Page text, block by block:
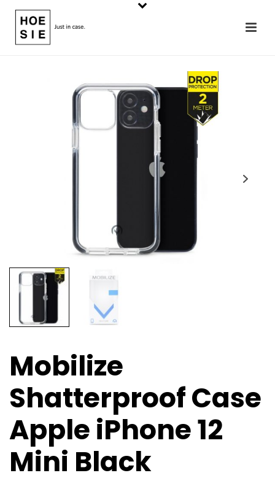
Mobilize
Shatterproof Case
Apple iPhone 12
Mini Black